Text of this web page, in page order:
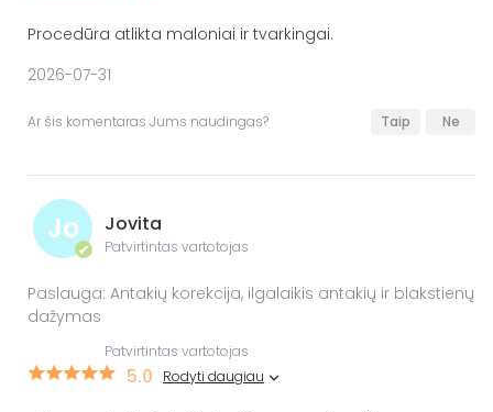
Procedūra atlikta maloniai ir tvarkingai.
2026-07-31
Ar šis komentaras Jums naudingas? Taip Ne
Jo
✔
Jovita
Patvirtintas vartotojas
Paslauga: Antakių korekcija, ilgalaikis antakių ir blakstienų
dažymas
Patvirtintas vartotojas
5.0 Rodyti daugiau